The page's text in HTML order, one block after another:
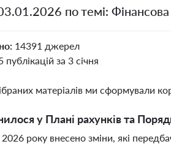
по темі:
14391 джерел
публікацій за 3 січня
матеріалів ми сформували
у Плані рахунків та
2026 року внесено зміни, які